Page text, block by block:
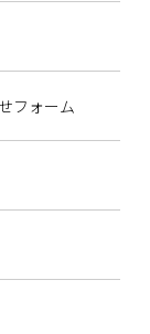
フォーム